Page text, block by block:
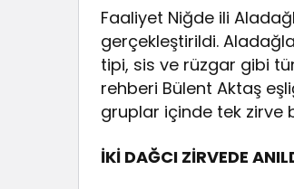
Faaliyet Niğde ili
gerçekleştirildi.
tipi, sis ve rüzgar gibi
rehberi Bülent Aktaş
gruplar içinde tek zirve
İKİ DAĞCI ZİRVEDE